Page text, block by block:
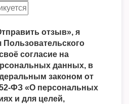
отзыв», я
согласие на
данных, в
законом от
ФЗ «О персональных
и для целей,